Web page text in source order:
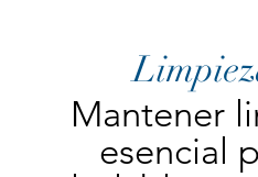
Mantener
esencial